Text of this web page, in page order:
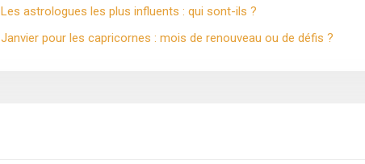
Les astrologues les plus influents : qui sont-ils ?
Janvier pour les capricornes : mois de renouveau ou de défis ?